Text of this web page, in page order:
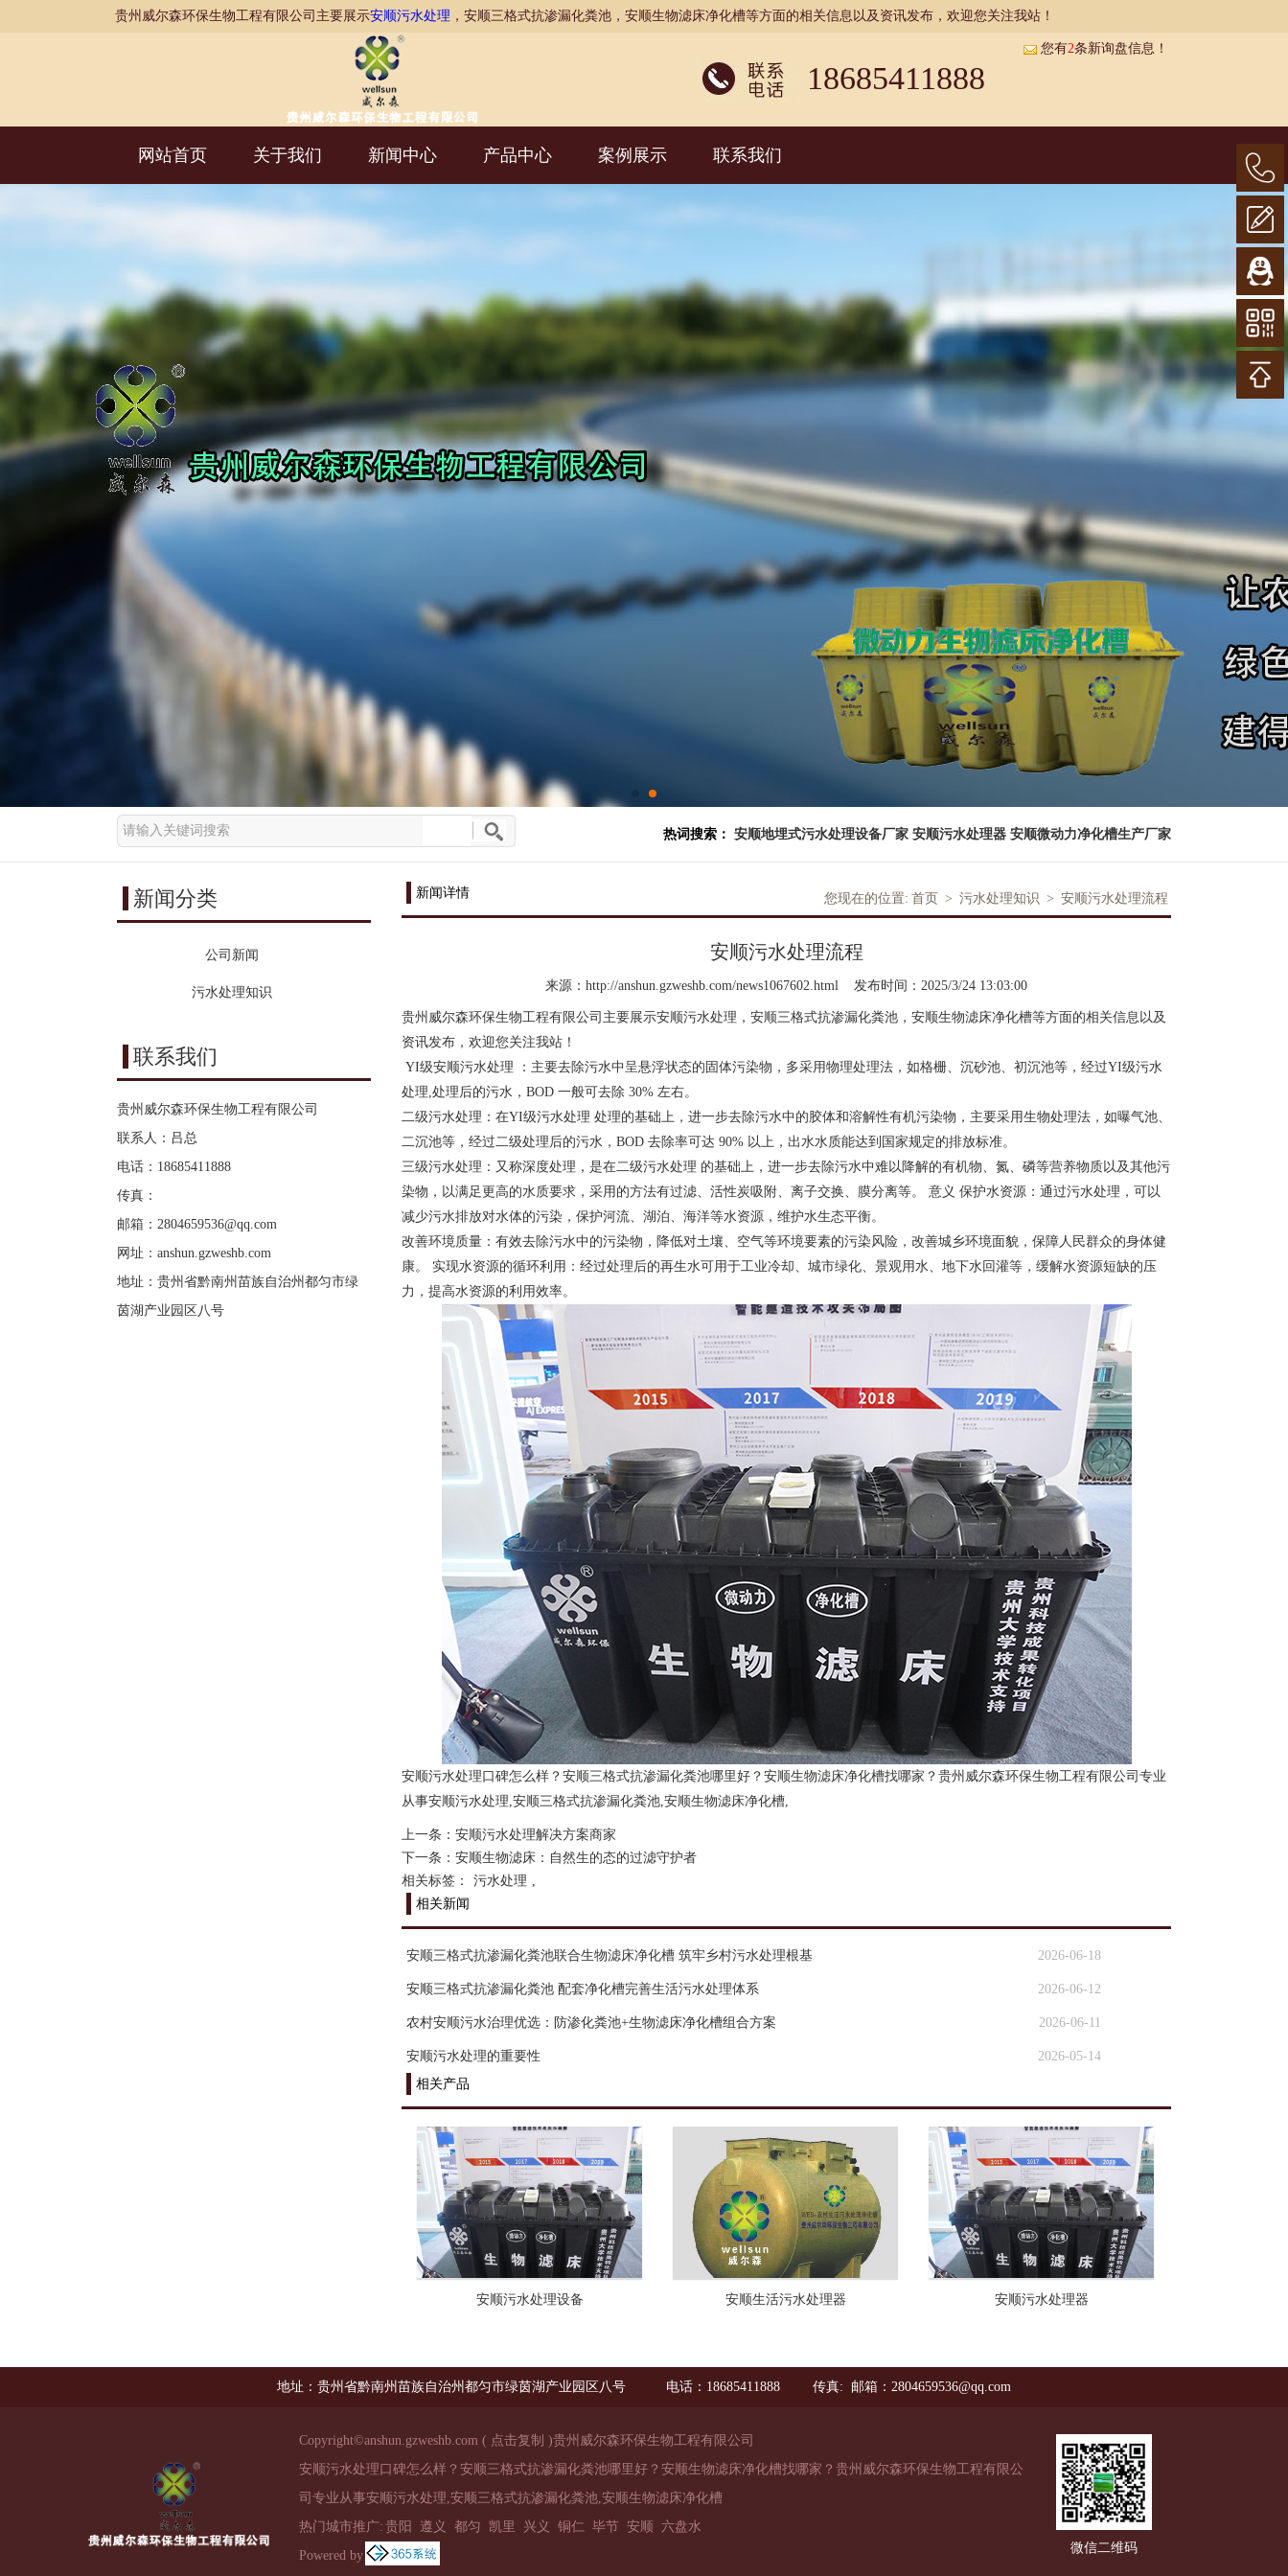
贵州威尔森环保生物工程有限公司主要展示安顺污水处理 ，安顺三格式抗渗漏化粪池，安顺生物滤床净化槽等方面的相关信息以及资讯发布，欢迎您关注我站！
您有2条新询盘信息！
18685411888
网站首页 关于我们 新闻中心 产品中心 案例展示 联系我们
热词搜索： 安顺地埋式污水处理设备厂家 安顺污水处理器 安顺微动力净化槽生产厂家
新闻分类
公司新闻
污水处理知识
联系我们
贵州威尔森环保生物工程有限公司
联系人：吕总
电话：18685411888
传真：
邮箱： 2804659536@qq.com
网址： anshun.gzweshb.com
地址：贵州省黔南州苗族自治州都匀市绿
茵湖产业园区八号
新闻详情 您现在的位置: 首页 > 污水处理知识 > 安顺污水处理流程
安顺污水处理流程
来源：http://anshun.gzweshb.com/news1067602.html 发布时间：2025/3/24 13:03:00
贵州威尔森环保生物工程有限公司主要展示安顺污水处理 ，安顺三格式抗渗漏化粪池，安顺生物滤床净化槽等方面的相关信息以及
资讯发布，欢迎您关注我站！
YI级安顺污水处理 ：主要去除污水中呈悬浮状态的固体污染物，多采用物理处理法，如格栅、沉砂池、初沉池等，经过YI级污水
处理,处理后的污水，BOD 一般可去除 30% 左右。
二级污水处理：在YI级污水处理 处理的基础上，进一步去除污水中的胶体和溶解性有机污染物，主要采用生物处理法，如曝气池、
二沉池等，经过二级处理后的污水，BOD 去除率可达 90% 以上，出水水质能达到国家规定的排放标准。
三级污水处理：又称深度处理，是在二级污水处理 的基础上，进一步去除污水中难以降解的有机物、氮、磷等营养物质以及其他污
染物，以满足更高的水质要求，采用的方法有过滤、活性炭吸附、离子交换、膜分离等。 意义 保护水资源：通过污水处理，可以
减少污水排放对水体的污染，保护河流、湖泊、海洋等水资源，维护水生态平衡。
改善环境质量：有效去除污水中的污染物，降低对土壤、空气等环境要素的污染风险，改善城乡环境面貌，保障人民群众的身体健
康。 实现水资源的循环利用：经过处理后的再生水可用于工业冷却、城市绿化、景观用水、地下水回灌等，缓解水资源短缺的压
力，提高水资源的利用效率。
安顺污水处理口碑怎么样？安顺三格式抗渗漏化粪池哪里好？安顺生物滤床净化槽找哪家？贵州威尔森环保生物工程有限公司专业
从事安顺污水处理,安顺三格式抗渗漏化粪池,安顺生物滤床净化槽,
上一条： 安顺污水处理解决方案商家
下一条： 安顺生物滤床：自然生的态的过滤守护者
相关标签：
污水处理 ,
相关新闻
安顺三格式抗渗漏化粪池联合生物滤床净化槽 筑牢乡村污水处理根基 2026-06-18
安顺三格式抗渗漏化粪池 配套净化槽完善生活污水处理体系 2026-06-12
农村安顺污水治理优选：防渗化粪池+生物滤床净化槽组合方案 2026-06-11
安顺污水处理的重要性
2026-05-14
相关产品
安顺污水处理设备 安顺生活污水处理器 安顺污水处理器
地址：贵州省黔南州苗族自治州都匀市绿茵湖产业园区八号 电话：18685411888 传真: 邮箱：2804659536@qq.com
Copyright©anshun.gzweshb.com ( 点击复制 )贵州威尔森环保生物工程有限公司
安顺污水处理口碑怎么样？安顺三格式抗渗漏化粪池哪里好？安顺生物滤床净化槽找哪家？贵州威尔森环保生物工程有限公
司专业从事安顺污水处理,安顺三格式抗渗漏化粪池,安顺生物滤床净化槽
热门城市推广: 贵阳 遵义 都匀 凯里 兴义 铜仁 毕节 安顺
六盘水
Powered by
微信二维码
AI客服